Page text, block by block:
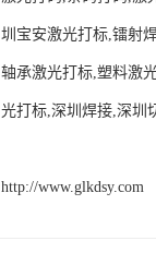
圳宝安激光打标,镭射
轴承激光打标,塑料激
光打标,深圳焊接,深圳
http://www.glkdsy.com